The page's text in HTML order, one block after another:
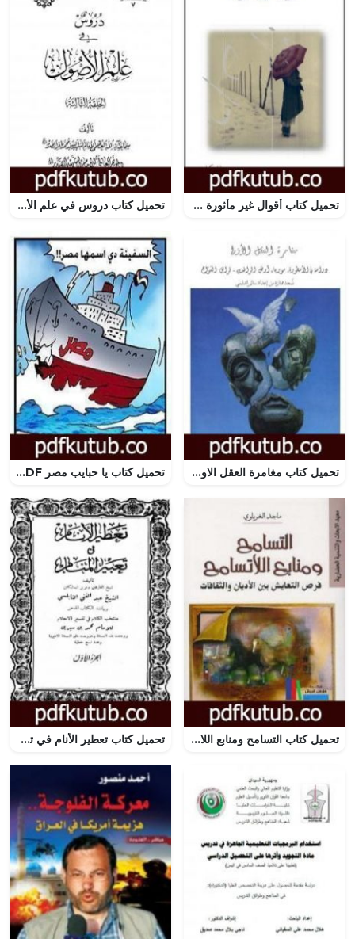
تحميل كتاب أقوال غير مأثورة PDF تأليف فراس كساب مجانا [كامل] تحميل كتاب دروس في علم الأصول – الحلقة الثالثة PDF تأليف محمد باقر الصدر مجانا [كامل]
تحميل كتاب مغامرة العقل الاولى دراسة في الأسطورة، سوريا، أرض الرافدين – نسخة ممتازة إعداد سالم الدليمي PDF تأليف فراس السواح مجانا [كامل] تحميل كتاب يا حبايب مصر PDF تأليف أحمد خالد توفيق مجانا [كامل]
تحميل كتاب التسامح ومنابع اللاتسامح – فرص التعايش بين الاديان والثقافات PDF تأليف ماجد الغرباوي مجانا [كامل] تحميل كتاب تعطير الأنام في تعبير المنام PDF تأليف محمد بن سيرين مجانا [كامل]